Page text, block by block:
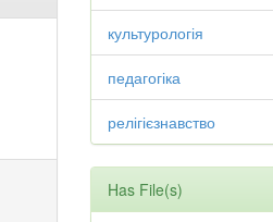
культурологія
педагогіка
релігієзнавство
Has File(s)